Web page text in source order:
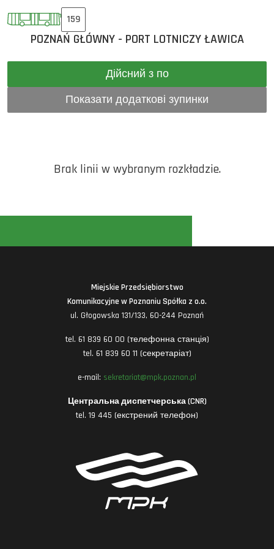
159
POZNAŃ GŁÓWNY - PORT LOTNICZY ŁAWICA
Дійсний з по
Показати додаткові зупинки
Brak linii w wybranym rozkładzie.
Miejskie Przedsiębiorstwo
Komunikacyjne w Poznaniu Spółka z o.o.
ul. Głogowska 131/133, 60-244 Poznań
tel. 61 839 60 00 (телефонна станція)
tel. 61 839 60 11 (секретаріат)
e-mail: sekretariat@mpk.poznan.pl
Центральна диспетчерська (CNR)
tel. 19 445 (екстрений телефон)